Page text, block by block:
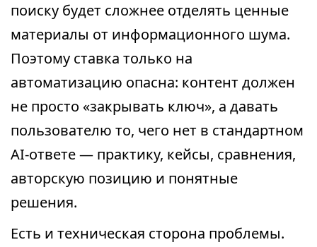
поиску будет сложнее отделять ценные
материалы от информационного шума.
Поэтому ставка только на
автоматизацию опасна: контент должен
не просто «закрывать ключ», а давать
пользователю то, чего нет в стандартном
AI-ответе — практику, кейсы, сравнения,
авторскую позицию и понятные
решения.
Есть и техническая сторона проблемы.